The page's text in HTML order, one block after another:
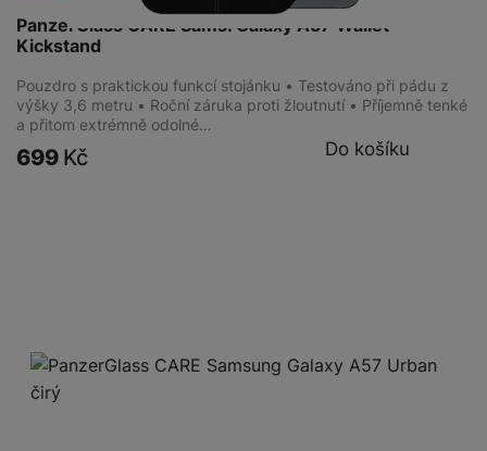
PanzerGlass CARE Sams. Galaxy A57 Wallet
Kickstand
Pouzdro s praktickou funkcí stojánku • Testováno při pádu z
výšky 3,6 metru • Roční záruka proti žloutnutí • Příjemně tenké
a přitom extrémně odolné…
699 Kč Do košíku